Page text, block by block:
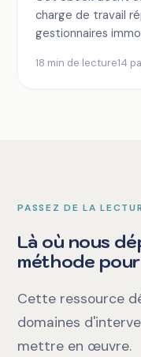
charge de travail
gestionnaires
courantes. Vous
suivi pour mesurer
organisation.
18 min de lecture14
PASSEZ DE LA
Là où nous
méthode
Cette ressource
domaines
mettre en œuvre.